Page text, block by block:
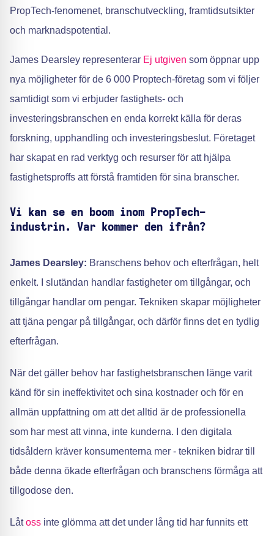
PropTech-fenomenet, branschutveckling, framtidsutsikter
och marknadspotential.
James Dearsley representerar Ej utgiven som öppnar upp
nya möjligheter för de 6 000 Proptech-företag som vi följer
samtidigt som vi erbjuder fastighets- och
investeringsbranschen en enda korrekt källa för deras
forskning, upphandling och investeringsbeslut. Företaget
har skapat en rad verktyg och resurser för att hjälpa
fastighetsproffs att förstå framtiden för sina branscher.
Vi kan se en boom inom PropTech-
industrin. Var kommer den ifrån?
James Dearsley: Branschens behov och efterfrågan, helt
enkelt. I slutändan handlar fastigheter om tillgångar, och
tillgångar handlar om pengar. Tekniken skapar möjligheter
att tjäna pengar på tillgångar, och därför finns det en tydlig
efterfrågan.
När det gäller behov har fastighetsbranschen länge varit
känd för sin ineffektivitet och sina kostnader och för en
allmän uppfattning om att det alltid är de professionella
som har mest att vinna, inte kunderna. I den digitala
tidsåldern kräver konsumenterna mer - tekniken bidrar till
både denna ökade efterfrågan och branschens förmåga att
tillgodose den.
Låtoss inte glömma att det under lång tid har funnits ett